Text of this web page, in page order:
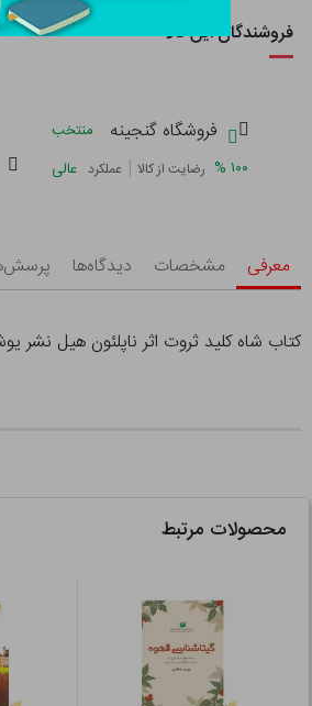
فروشندگان این کالا
فروشگاه گنجینه
منتخب
۱۰۰ % رضایت از کالا | عملکرد عالی
معرفی مشخصات دیدگاه‌ها
کتاب شاه کلید ثروت اثر ناپلئون هیل نشر
محصولات مرتبط